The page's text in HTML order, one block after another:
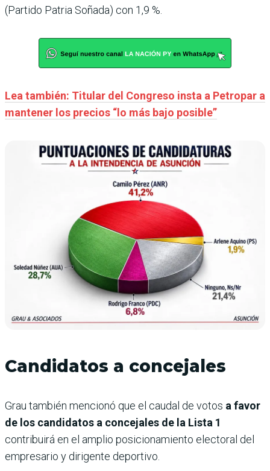
(Partido Patria Soñada) con 1,9 %.
Lea también: Titular del Congreso insta a Petropar a
mantener los precios “lo más bajo posible”
Candidatos a concejales
Grau también mencionó que el caudal de votos a favor
de los candidatos a concejales de la Lista 1
contribuirá en el amplio posicionamiento electoral del
empresario y dirigente deportivo.